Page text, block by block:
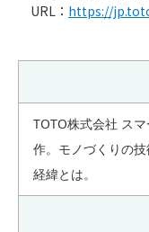
URL： https://
TOTO株式会社 ス
作。モノづくりの
経緯とは。